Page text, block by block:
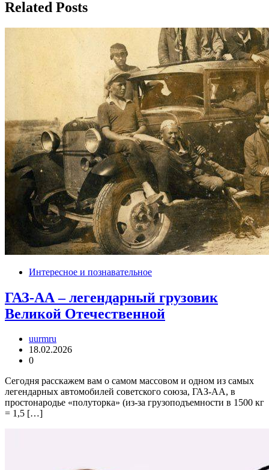
записям
Related Posts
Интересное и познавательное
ГАЗ-АА – легендарный грузовик
Великой Отечественной
uurmru
18.02.2026
0
Сегодня расскажем вам о самом массовом и одном из самых
легендарных автомобилей советского союза, ГАЗ-АА, в
простонародье «полуторка» (из-за грузоподъемности в 1500 кг
= 1,5 […]